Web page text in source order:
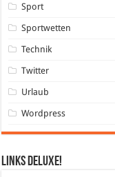
Sport
Sportwetten
Technik
Twitter
Urlaub
Wordpress
Links DeLuXe!